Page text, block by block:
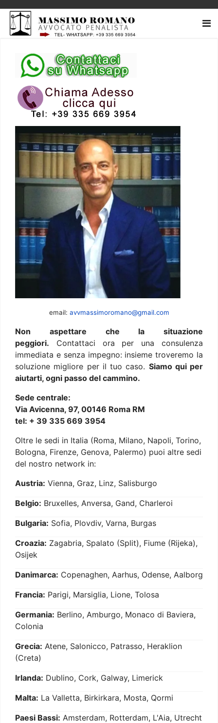
email: avvmassimoromano@gmail.com
Non aspettare che la situazione
peggiori. Contattaci ora per una consulenza
immediata e senza impegno: insieme troveremo la
soluzione migliore per il tuo caso. Siamo qui per
aiutarti, ogni passo del cammino.
Sede centrale:
Via Avicenna, 97, 00146 Roma RM
tel: + 39 335 669 3954
Oltre le sedi in Italia (Roma, Milano, Napoli, Torino,
Bologna, Firenze, Genova, Palermo) puoi altre sedi
del nostro network in:
Austria: Vienna, Graz, Linz, Salisburgo
Belgio: Bruxelles, Anversa, Gand, Charleroi
Bulgaria: Sofia, Plovdiv, Varna, Burgas
Croazia: Zagabria, Spalato (Split), Fiume (Rijeka),
Osijek
Danimarca: Copenaghen, Aarhus, Odense, Aalborg
Francia: Parigi, Marsiglia, Lione, Tolosa
Germania: Berlino, Amburgo, Monaco di Baviera,
Colonia
Grecia: Atene, Salonicco, Patrasso, Heraklion
(Creta)
Irlanda: Dublino, Cork, Galway, Limerick
Malta: La Valletta, Birkirkara, Mosta, Qormi
Paesi Bassi: Amsterdam, Rotterdam, L'Aia, Utrecht